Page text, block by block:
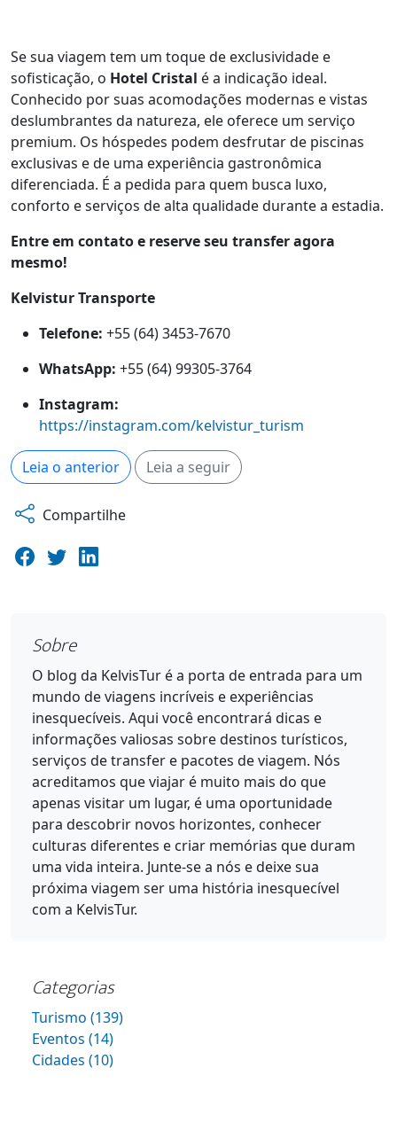
Se sua viagem tem um toque de exclusividade e
sofisticação, o Hotel Cristal é a indicação ideal.
Conhecido por suas acomodações modernas e vistas
deslumbrantes da natureza, ele oferece um serviço
premium. Os hóspedes podem desfrutar de piscinas
exclusivas e de uma experiência gastronômica
diferenciada. É a pedida para quem busca luxo,
conforto e serviços de alta qualidade durante a estadia.
Entre em contato e reserve seu transfer agora
mesmo!
Kelvistur Transporte
Telefone: +55 (64) 3453-7670
WhatsApp: +55 (64) 99305-3764
Instagram:
https://instagram.com/kelvistur_turism
Leia o anterior Leia a seguir
Compartilhe
Sobre
O blog da KelvisTur é a porta de entrada para um
mundo de viagens incríveis e experiências
inesquecíveis. Aqui você encontrará dicas e
informações valiosas sobre destinos turísticos,
serviços de transfer e pacotes de viagem. Nós
acreditamos que viajar é muito mais do que
apenas visitar um lugar, é uma oportunidade
para descobrir novos horizontes, conhecer
culturas diferentes e criar memórias que duram
uma vida inteira. Junte-se a nós e deixe sua
próxima viagem ser uma história inesquecível
com a KelvisTur.
Categorias
Turismo (139)
Eventos (14)
Cidades (10)